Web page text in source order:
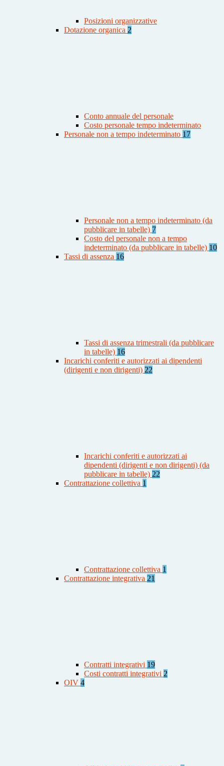
Posizioni organizzative
Dotazione organica 2
Conto annuale del personale
Costo personale tempo indeterminato
Personale non a tempo indeterminato 17
Personale non a tempo indeterminato (da
pubblicare in tabelle) 7
Costo del personale non a tempo
indeterminato (da pubblicare in tabelle) 10
Tassi di assenza 16
Tassi di assenza trimestrali (da pubblicare
in tabelle) 16
Incarichi conferiti e autorizzati ai dipendenti
(dirigenti e non dirigenti) 22
Incarichi conferiti e autorizzati ai
dipendenti (dirigenti e non dirigenti) (da
pubblicare in tabelle) 22
Contrattazione collettiva 1
Contrattazione collettiva 1
Contrattazione integrativa 21
Contratti integrativi 19
Costi contratti integrativi 2
OIV 4